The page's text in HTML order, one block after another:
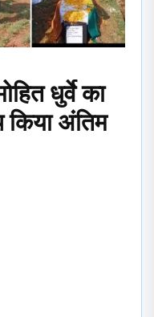
धुर्वे का
अंतिम